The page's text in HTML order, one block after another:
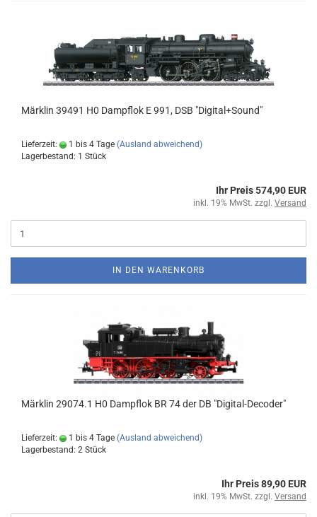
Märklin 39491 H0 Dampflok E 991, DSB "Digital+Sound"
Lieferzeit: 1 bis 4 Tage (Ausland abweichend)
Lagerbestand: 1 Stück
Ihr Preis 574,90 EUR
inkl. 19% MwSt. zzgl. Versand
IN DEN WARENKORB
Märklin 29074.1 H0 Dampflok BR 74 der DB "Digital-Decoder"
Lieferzeit: 1 bis 4 Tage (Ausland abweichend)
Lagerbestand: 2 Stück
Ihr Preis 89,90 EUR
inkl. 19% MwSt. zzgl. Versand